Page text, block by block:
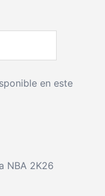
en este
NBA 2K26